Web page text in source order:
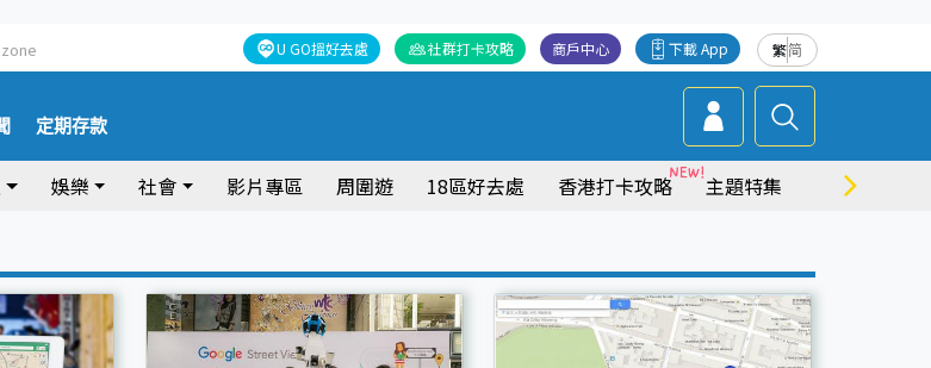
繁简
下載 App
商戶中心
社群打卡攻略
U GO搵好去處
定期存款
娛樂 社會 影片專區 周圍遊 18區好去處 香港打卡攻略 主題特集 商場情報